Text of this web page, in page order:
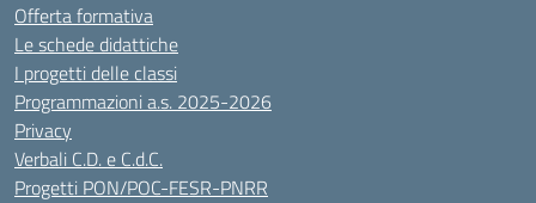
Offerta formativa
Le schede didattiche
I progetti delle classi
Programmazioni a.s. 2025-2026
Privacy
Verbali C.D. e C.d.C.
Progetti PON/POC-FESR-PNRR